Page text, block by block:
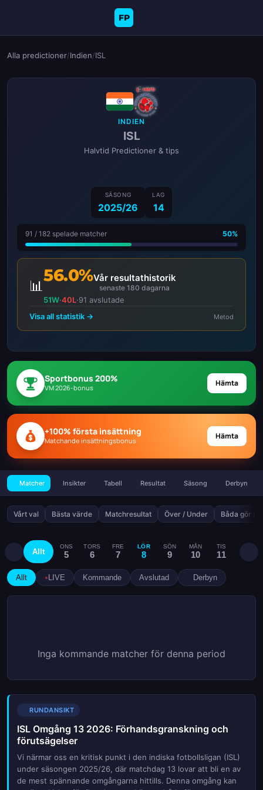
FP
Alla predictioner/Indien/ISL
INDIEN
ISL
Halvtid Predictioner & tips
SÄSONG
2025/26
LAG
14
91 / 182 spelade matcher 50%
📊
56.0%Vår resultathistorik
senaste 180 dagarna
51W·40L·91 avslutade
Visa all statistik →
Metod
Sportbonus 200%
VM 2026-bonus Hämta
+100% första insättning
Matchande insättningsbonus Hämta
Matcher Insikter Tabell Resultat Säsong Derbyn
Vårt val Bästa värde Matchresultat Över / Under Båda gör
Allt
ONS
5
TORS
6
FRE
7
LÖR
8
SÖN
9
MÅN
10
TIS
11
ONS
Allt LIVE Kommande Avslutad Derbyn
Inga kommande matcher för denna period
RUNDANSIKT
ISL Omgång 13 2026: Förhandsgranskning och
förutsägelser
Vi närmar oss en kritisk punkt i den indiska fotbollsligan (ISL)
under säsongen 2025/26, där matchdag 13 lovar att bli en av
de mest spännande omgångarna hittills. Denna omgång kan